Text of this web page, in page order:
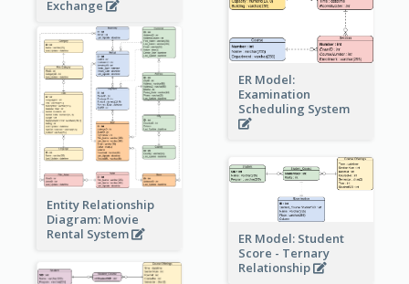
Exchange
ER Model:
Examination
Scheduling System
Entity Relationship
Diagram: Movie
Rental System
ER Model: Student
Score - Ternary
Relationship